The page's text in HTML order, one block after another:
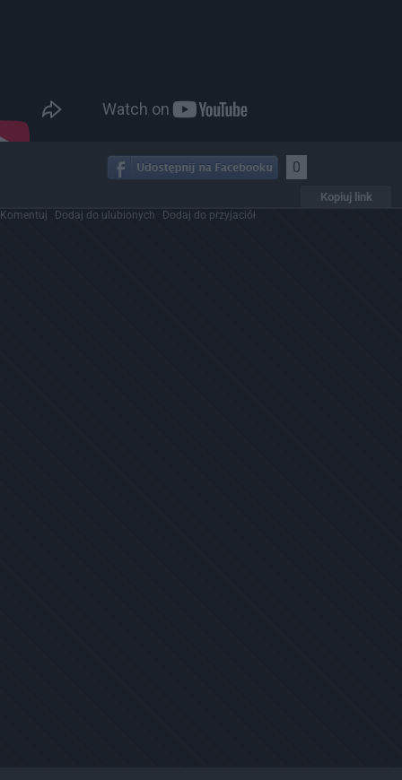
0
Kopiuj link
Komentuj Dodaj do ulubionych Dodaj do przyjaciół